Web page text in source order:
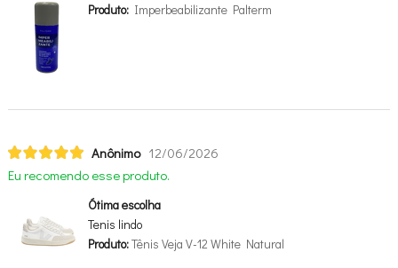
Produto:Imperbeabilizante Palterm
Anônimo 12/06/2026
Eu recomendo esse produto.
Ótima escolha
Tenis lindo
Produto:Tênis Veja V-12 White Natural